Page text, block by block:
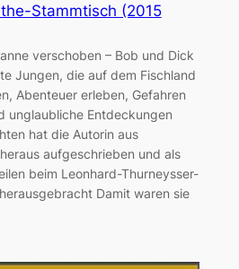
Stammtisch (2015
verschoben – Bob und Dick
Jungen, die auf dem Fischland
Abenteuer erleben, Gefahren
unglaubliche Entdeckungen
hat die Autorin aus
aufgeschrieben und als
beim Leonhard-Thurneysser-
Damit waren sie